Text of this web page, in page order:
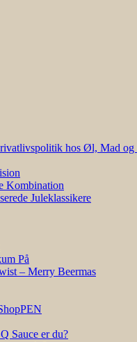
hos Øl, Mad og
Kombination
Juleklassikere
På
– Merry Beermas
Sauce er du?